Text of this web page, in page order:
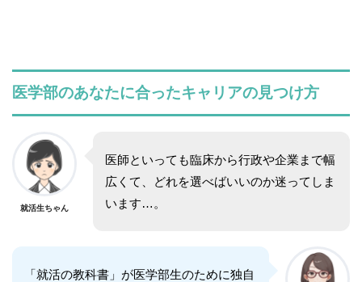
医学部のあなたに合ったキャリアの見つけ方
就活生ちゃん
医師といっても臨床から行政や企業まで幅
広くて、どれを選べばいいのか迷ってしま
います…。
「就活の教科書」が医学部生のために独自